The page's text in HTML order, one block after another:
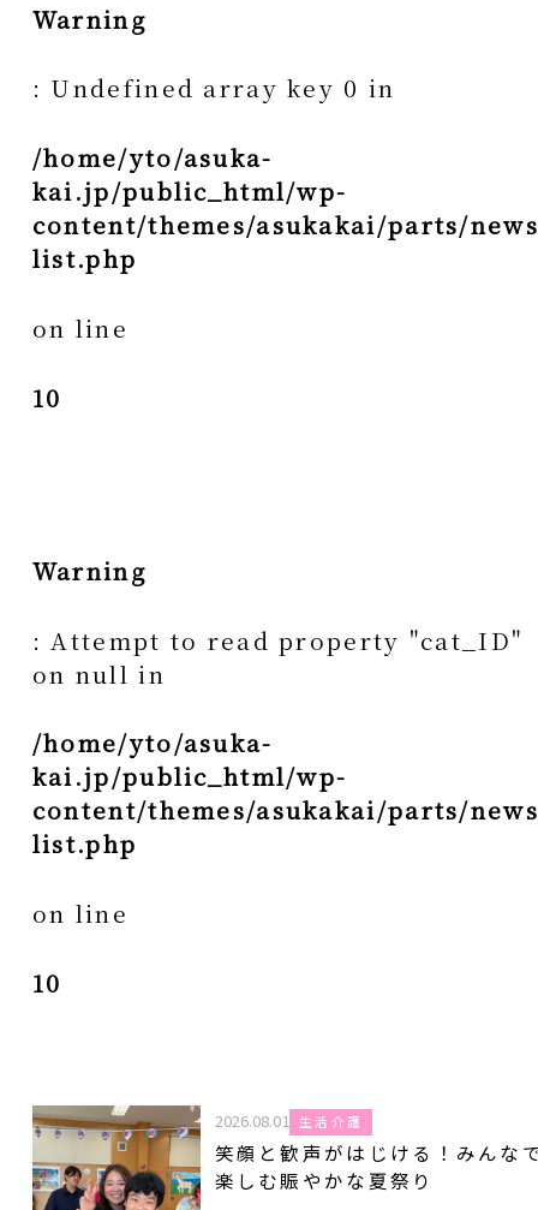
Warning
: Undefined array key 0 in
/home/yto/asuka-
kai.jp/public_html/wp-
content/themes/asukakai/parts/
list.php
on line
10
Warning
: Attempt to read property "cat_ID"
on null in
/home/yto/asuka-
kai.jp/public_html/wp-
content/themes/asukakai/parts/
list.php
on line
10
2026.08.01 生活介護
笑顔と歓声がはじける！みんな
楽しむ賑やかな夏祭り